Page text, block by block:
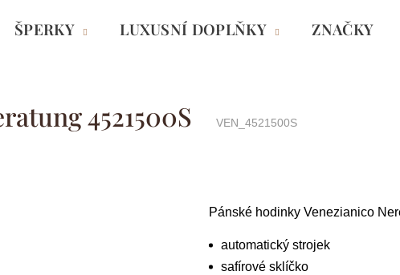
ŠPERKY LUXUSNÍ DOPLŇKY ZNAČKY
4521500S VEN_4521500S
Pánské hodinky Venezianico
automatický strojek
safírové sklíčko